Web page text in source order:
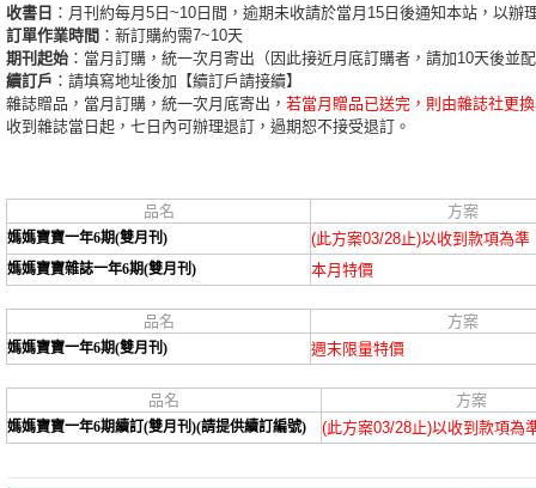
收書日 ：月刊約每月5日~10日間，逾期未收請於當月15日後通知本站，以辦
訂單作業時間 ：新訂購約需7~10天
期刊起始 ：當月訂購，統一次月寄出（因此接近月底訂購者，請加10天後並
續訂戶 ：請填寫地址後加【續訂戶請接續】
雜誌贈品，當月訂購，統一次月底寄出， 若當月贈品已送完，則由雜誌社更
收到雜誌當日起，七日內可辦理退訂，過期恕不接受退訂。
品名 方案
媽媽寶寶一年6期(雙月刊) (此方案03/28止)以收到款項為準
媽媽寶寶雜誌一年6期(雙月刊) 本月特價
品名 方案
媽媽寶寶一年6期(雙月刊) 週末限量特價
品名 方案
媽媽寶寶一年6期續訂(雙月刊)(請提供續訂編號) (此方案03/28止)以收到款項為